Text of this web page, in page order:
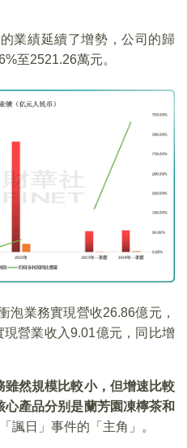
業績延續了增勢，公司的歸
至2521.26萬元。
泡業務實現營收26.86億元，
營業收入9.01億元，同比增
雖然規模比較小，但增速比較
產品分别是蘭芳園凍檸茶和
諷日」事件的「主角」。